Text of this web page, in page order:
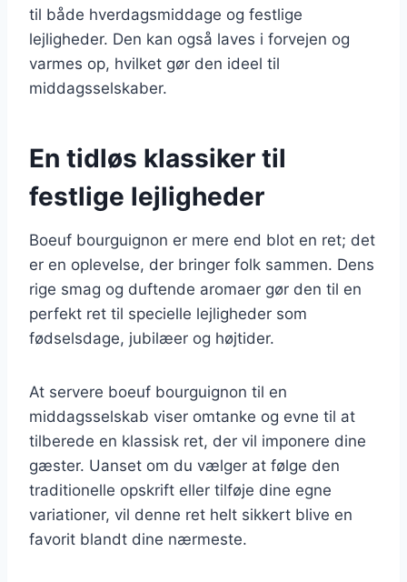
til både hverdagsmiddage og festlige
lejligheder. Den kan også laves i forvejen og
varmes op, hvilket gør den ideel til
middagsselskaber.
En tidløs klassiker til
festlige lejligheder
Boeuf bourguignon er mere end blot en ret; det
er en oplevelse, der bringer folk sammen. Dens
rige smag og duftende aromaer gør den til en
perfekt ret til specielle lejligheder som
fødselsdage, jubilæer og højtider.
At servere boeuf bourguignon til en
middagsselskab viser omtanke og evne til at
tilberede en klassisk ret, der vil imponere dine
gæster. Uanset om du vælger at følge den
traditionelle opskrift eller tilføje dine egne
variationer, vil denne ret helt sikkert blive en
favorit blandt dine nærmeste.